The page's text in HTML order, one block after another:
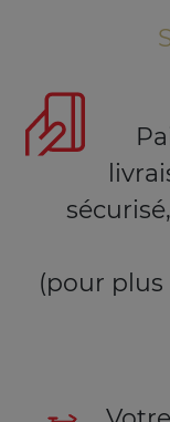
(pour plus